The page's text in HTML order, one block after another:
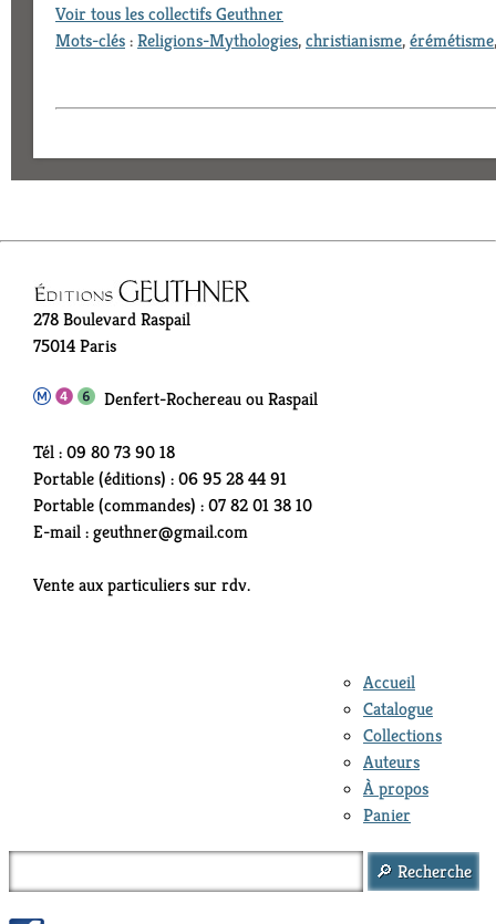
Voir tous les collectifs Geuthner
Mots-clés:Religions-Mythologies,christianisme,érémétisme
278 Boulevard Raspail
75014 Paris
Denfert-Rochereau ou Raspail
Tél : 09 80 73 90 18
Portable (éditions) : 06 95 28 44 91
Portable (commandes) : 07 82 01 38 10
E-mail : geuthner@gmail.com
Vente aux particuliers sur rdv.
Accueil
Catalogue
Collections
Auteurs
À propos
Panier